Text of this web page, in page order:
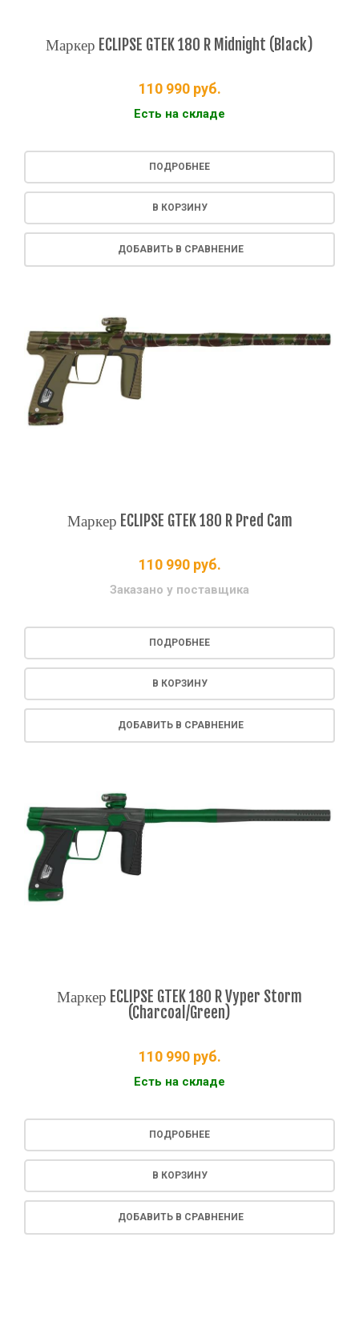
Маркер ECLIPSE GTEK 180 R Midnight (Black)
110 990руб.
Есть на складе
ПОДРОБНЕЕ
В КОРЗИНУ
ДОБАВИТЬ В СРАВНЕНИЕ
Маркер ECLIPSE GTEK 180 R Pred Cam
110 990руб.
Заказано у поставщика
ПОДРОБНЕЕ
В КОРЗИНУ
ДОБАВИТЬ В СРАВНЕНИЕ
Маркер ECLIPSE GTEK 180 R Vyper Storm
(Charcoal/Green)
110 990руб.
Есть на складе
ПОДРОБНЕЕ
В КОРЗИНУ
ДОБАВИТЬ В СРАВНЕНИЕ